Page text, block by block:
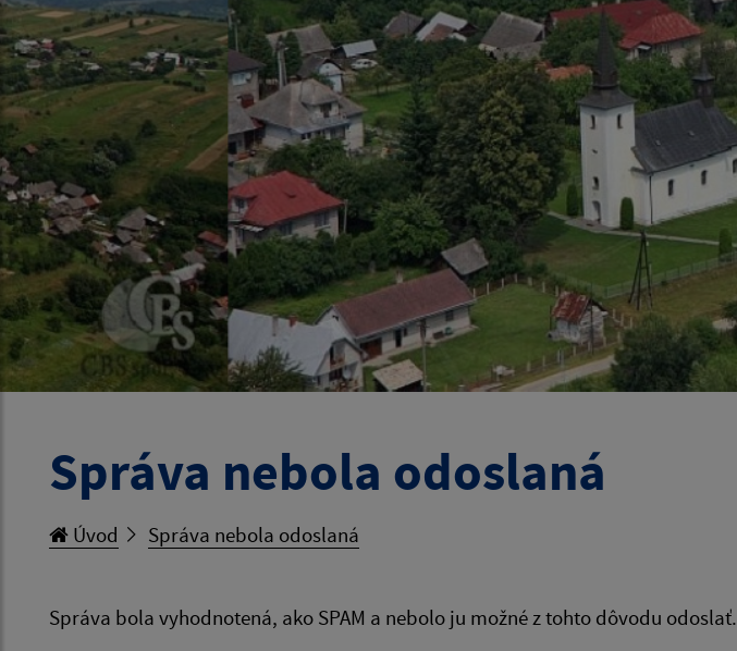
Správa nebola odoslaná
Úvod Správa nebola odoslaná
Správa bola vyhodnotená, ako SPAM a nebolo ju možné z tohto dôvodu odoslať.